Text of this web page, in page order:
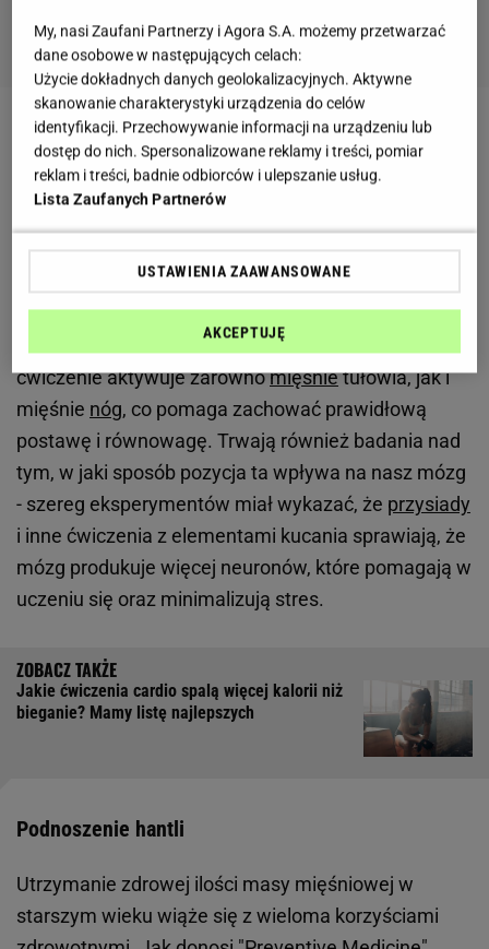
Zobacz wideoJennifer Garner ćwiczy z 83-letnią
mamą
Ćwiczenia dla osób w każdym wieku
Przysiady
Przysiady szczególnie służą osobom starszym. To
ćwiczenie aktywuje zarównomięśnietułowia, jak i
mięśnie nóg, co pomaga zachować prawidłową
postawę i równowagę. Trwają również badania nad
tym, w jaki sposób pozycja ta wpływa na nasz mózg
- szereg eksperymentów miał wykazać, że przysiady
i inne ćwiczenia z elementami kucania sprawiają, że
mózg produkuje więcej neuronów, które pomagają w
uczeniu się oraz minimalizują stres.
Jakie ćwiczenia cardio spalą więcej kalorii niż
bieganie? Mamy listę najlepszych
Podnoszenie hantli
Utrzymanie zdrowej ilości masy mięśniowej w
starszym wieku wiąże się z wieloma korzyściami
My, nasi Zaufani Partnerzy i Agora S.A. możemy przetwarzać
dane osobowe w następujących celach:
Użycie dokładnych danych geolokalizacyjnych. Aktywne
skanowanie charakterystyki urządzenia do celów
identyfikacji. Przechowywanie informacji na urządzeniu lub
dostęp do nich. Spersonalizowane reklamy i treści, pomiar
reklam i treści, badnie odbiorców i ulepszanie usług.
Lista Zaufanych Partnerów
USTAWIENIA ZAAWANSOWANE
AKCEPTUJĘ